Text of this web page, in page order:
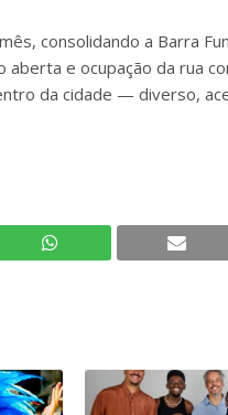
consolidando a Barra
e ocupação da rua
da cidade — diverso,